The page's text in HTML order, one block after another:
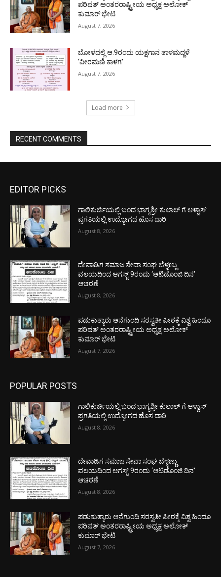
ಪರಿಷತ್ ಅಂತರರಾಷ್ಟ್ರೀಯ ಅಧ್ಯಕ್ಷ ಅಲೋಕ್
ಕುಮಾರ್ ಭೇಟಿ
August 7, 2026
ಬೋಳದಲ್ಲಿ ಆ.9ರಂದು ಯಕ್ಷಗಾನ ತಾಳಮದ್ದಳೆ
‘ವೀರಮಣಿ ಕಾಳಗ’
August 7, 2026
Load more
RECENT COMMENTS
EDITOR PICKS
ಗಾಲಿಕುರ್ಚಿಯಲ್ಲಿ ಬಂದ ಭಾಗ್ಯಶ್ರೀ ಕುಲಾಲ್ ಗೆ ಆಳ್ವಾಸ್
ಪ್ರಗತಿಯಲ್ಲಿ ಉದ್ಯೋಗದ ಹೊಸ ದಾರಿ
August 8, 2026
ದೇವಾಡಿಗ ಸಮಾಜ ಸೇವಾ ಸಂಘ ಬೆಳ್ಳಣ್ಣು
ವಲಯದಿಂದ ಆಗಸ್ಟ್ 9ರಂದು ‘ಆಟಿಡೊಂಜಿ ದಿನ’
ಆಚರಣೆ
August 8, 2026
ಪಡುಕುತ್ಯಾರು ಆನೆಗುಂದಿ ಸರಸ್ವತೀ ಪೀಠಕ್ಕೆ ವಿಶ್ವ ಹಿಂದೂ
ಪರಿಷತ್ ಅಂತರರಾಷ್ಟ್ರೀಯ ಅಧ್ಯಕ್ಷ ಅಲೋಕ್
ಕುಮಾರ್ ಭೇಟಿ
August 7, 2026
POPULAR POSTS
ಗಾಲಿಕುರ್ಚಿಯಲ್ಲಿ ಬಂದ ಭಾಗ್ಯಶ್ರೀ ಕುಲಾಲ್ ಗೆ ಆಳ್ವಾಸ್
ಪ್ರಗತಿಯಲ್ಲಿ ಉದ್ಯೋಗದ ಹೊಸ ದಾರಿ
August 8, 2026
ದೇವಾಡಿಗ ಸಮಾಜ ಸೇವಾ ಸಂಘ ಬೆಳ್ಳಣ್ಣು
ವಲಯದಿಂದ ಆಗಸ್ಟ್ 9ರಂದು ‘ಆಟಿಡೊಂಜಿ ದಿನ’
ಆಚರಣೆ
August 8, 2026
ಪಡುಕುತ್ಯಾರು ಆನೆಗುಂದಿ ಸರಸ್ವತೀ ಪೀಠಕ್ಕೆ ವಿಶ್ವ ಹಿಂದೂ
ಪರಿಷತ್ ಅಂತರರಾಷ್ಟ್ರೀಯ ಅಧ್ಯಕ್ಷ ಅಲೋಕ್
ಕುಮಾರ್ ಭೇಟಿ
August 7, 2026